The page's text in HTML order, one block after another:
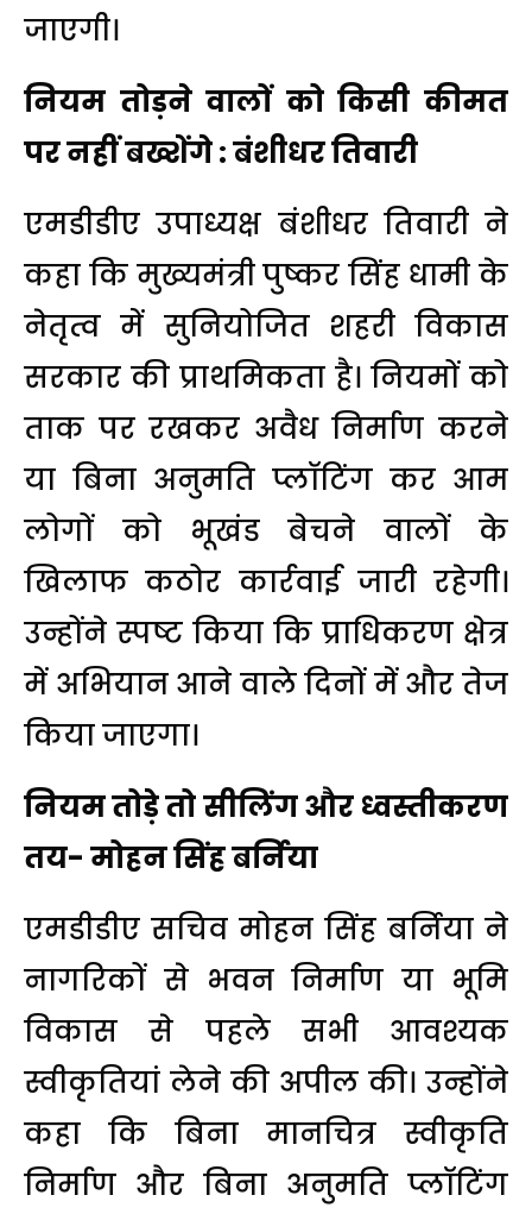
जाएगी।
नियम तोड़ने वालों को किसी कीमत
पर नहीं बख्शेंगे : बंशीधर तिवारी
एमडीडीए उपाध्यक्ष बंशीधर तिवारी ने
कहा कि मुख्यमंत्री पुष्कर सिंह धामी के
नेतृत्व में सुनियोजित शहरी विकास
सरकार की प्राथमिकता है। नियमों को
ताक पर रखकर अवैध निर्माण करने
या बिना अनुमति प्लॉटिंग कर आम
लोगों को भूखंड बेचने वालों के
खिलाफ कठोर कार्रवाई जारी रहेगी।
उन्होंने स्पष्ट किया कि प्राधिकरण क्षेत्र
में अभियान आने वाले दिनों में और तेज
किया जाएगा।
नियम तोड़े तो सीलिंग और ध्वस्तीकरण
तय- मोहन सिंह बर्निया
एमडीडीए सचिव मोहन सिंह बर्निया ने
नागरिकों से भवन निर्माण या भूमि
विकास से पहले सभी आवश्यक
स्वीकृतियां लेने की अपील की। उन्होंने
कहा कि बिना मानचित्र स्वीकृति
निर्माण और बिना अनुमति प्लॉटिंग